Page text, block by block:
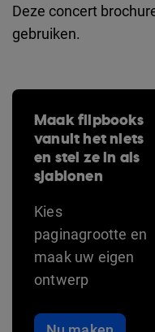
Deze concert
gebruiken.
Maak flipbooks
vanuit het niets
en stel ze in als
sjablonen
Kies
paginagrootte en
maak uw eigen
ontwerp